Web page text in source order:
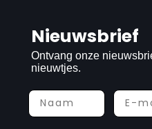
Nieuwsbrief
Ontvang onze
nieuwtjes.